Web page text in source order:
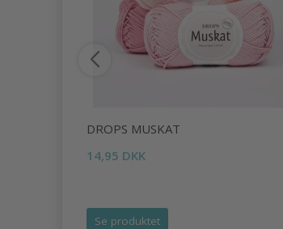
DROPS MUSKAT
14,95 DKK
Se produktet